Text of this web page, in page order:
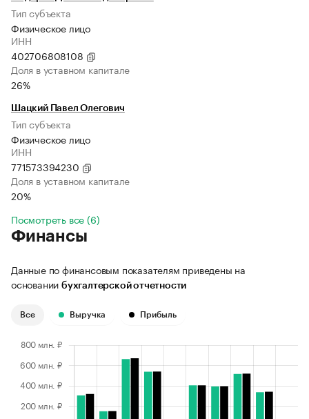
Тип субъекта
Физическое лицо
ИНН
402706808108
Доля в уставном капитале
26%
Шацкий Павел Олегович
Тип субъекта
Физическое лицо
ИНН
771573394230
Доля в уставном капитале
20%
Посмотреть все (6)
Финансы
Данные по финансовым показателям приведены на
основании бухгалтерской отчетности
Все Выручка Прибыль